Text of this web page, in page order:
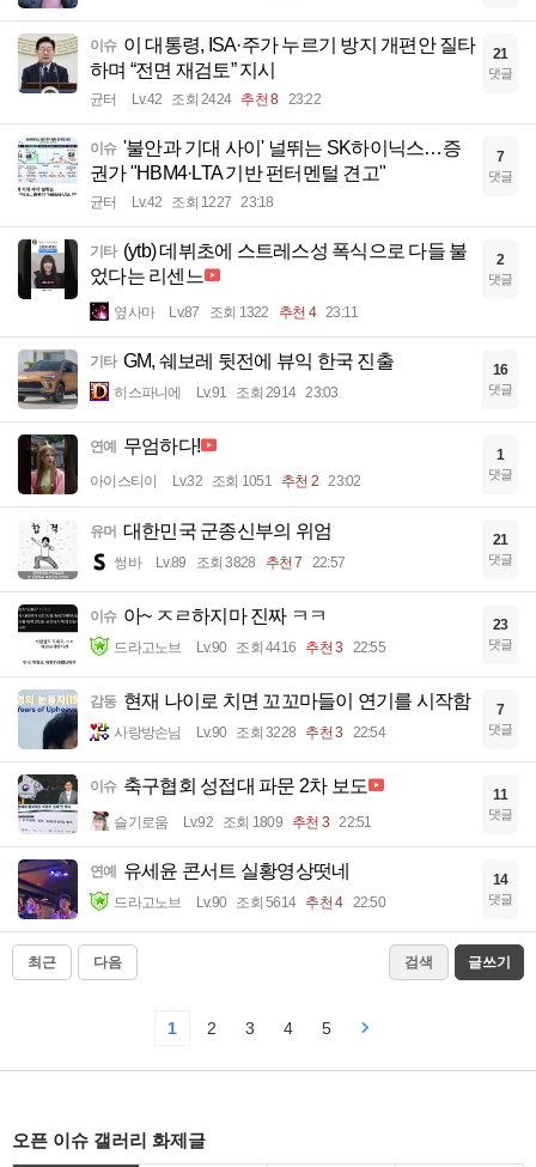
이슈 이 대통령, ISA·주가 누르기 방지 개편안 질타
하며 “전면 재검토” 지시
균터 Lv.42 조회 2424 추천 8 23:22
21
댓글
이슈 '불안과 기대 사이' 널뛰는 SK하이닉스…증
권가 "HBM4·LTA 기반 펀터멘털 견고"
균터 Lv.42 조회 1227 23:18
7
댓글
기타 (ytb) 데뷔초에 스트레스성 폭식으로 다들 불
었다는 리센느
옆사마 Lv.87 조회 1322 추천 4 23:11
2
댓글
기타 GM, 쉐보레 뒷전에 뷰익 한국 진출
히스파니에 Lv.91 조회 2914 23:03
16
댓글
연예 무엄하다!
아이스티이 Lv.32 조회 1051 추천 2 23:02
1
댓글
유머 대한민국 군종신부의 위엄
썽바 Lv.89 조회 3828 추천 7 22:57
21
댓글
이슈 아~ ㅈㄹ하지마 진짜 ㅋㅋ
드라고노브 Lv.90 조회 4416 추천 3 22:55
23
댓글
감동 현재 나이로 치면 꼬꼬마들이 연기를 시작함
사랑방손님 Lv.90 조회 3228 추천 3 22:54
7
댓글
이슈 축구협회 성접대 파문 2차 보도
슬기로움 Lv.92 조회 1809 추천 3 22:51
11
댓글
연예 유세윤 콘서트 실황영상떳네
드라고노브 Lv.90 조회 5614 추천 4 22:50
14
댓글
최근 다음 검색 글쓰기
1 2 3 4 5
오픈 이슈 갤러리 화제글